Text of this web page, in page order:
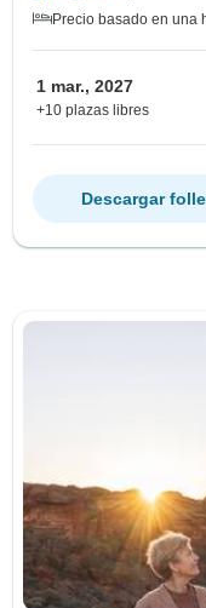
Precio basado en una
1 mar., 2027
+10 plazas libres
Descargar